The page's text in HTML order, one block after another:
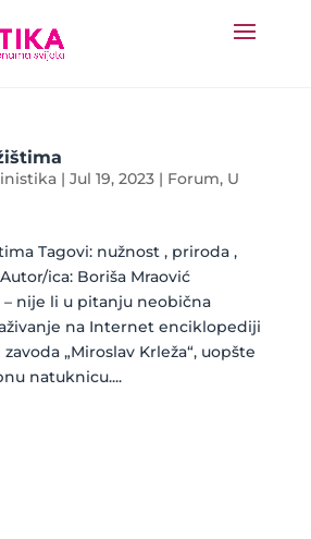
| Jul 19, 2023| Forum, U
Tagovi: nužnost , priroda ,
ica: Boriša Mraović
nije li u pitanju neobična
na Internet enciklopediji
„Miroslav Krleža“, uopšte
natuknicu....